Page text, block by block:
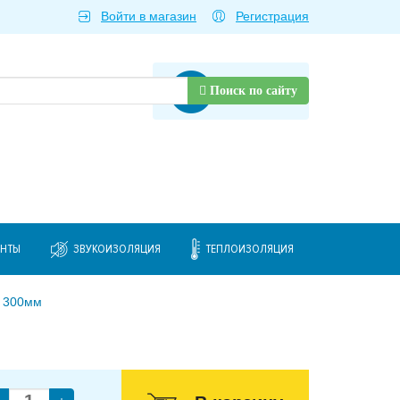
ЗВУКОИЗОЛЯЦИЯ ТЕПЛОИЗОЛЯЦИЯ
Войти в магазин Регистрация
Товаров нет
Поиск по сайту
300мм